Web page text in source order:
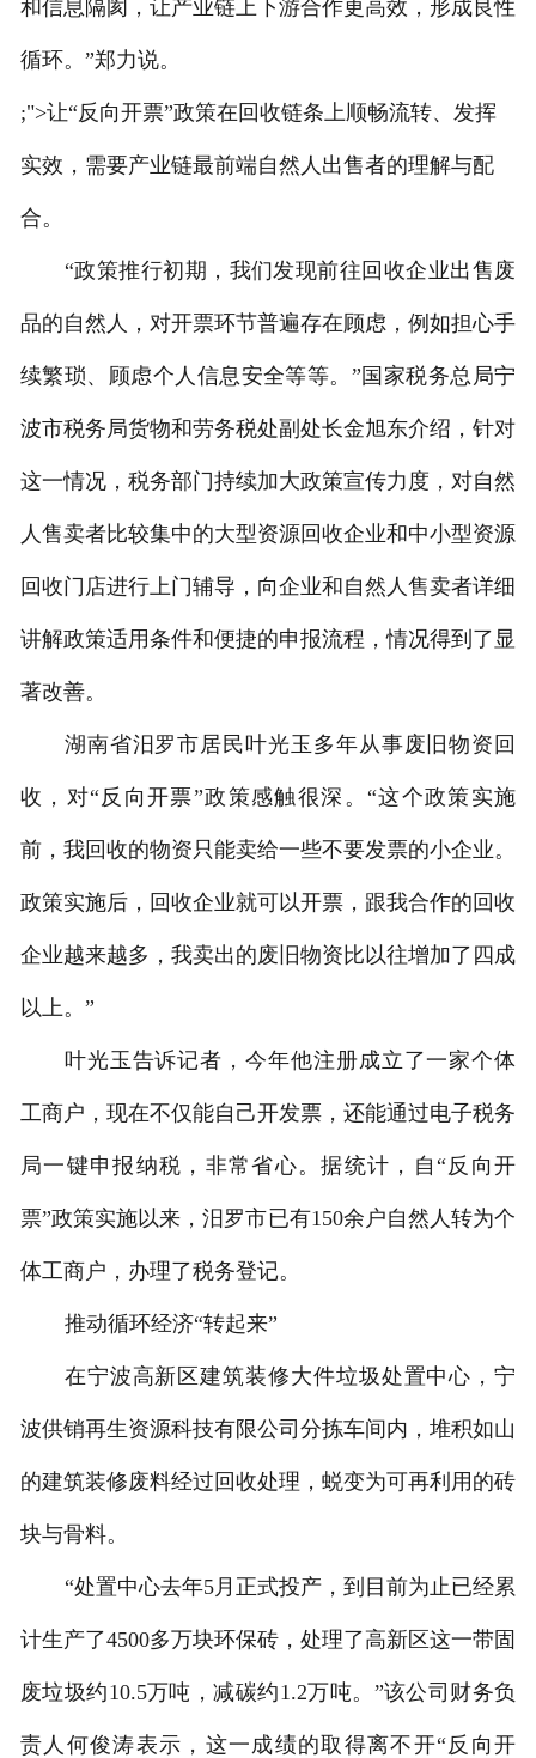
和信息隔阂，让产业链上下游合作更高效，形成良性
循环。”郑力说。
;">让“反向开票”政策在回收链条上顺畅流转、发挥
实效，需要产业链最前端自然人出售者的理解与配
合。
“政策推行初期，我们发现前往回收企业出售废
品的自然人，对开票环节普遍存在顾虑，例如担心手
续繁琐、顾虑个人信息安全等等。”国家税务总局宁
波市税务局货物和劳务税处副处长金旭东介绍，针对
这一情况，税务部门持续加大政策宣传力度，对自然
人售卖者比较集中的大型资源回收企业和中小型资源
回收门店进行上门辅导，向企业和自然人售卖者详细
讲解政策适用条件和便捷的申报流程，情况得到了显
著改善。
湖南省汨罗市居民叶光玉多年从事废旧物资回
收，对“反向开票”政策感触很深。“这个政策实施
前，我回收的物资只能卖给一些不要发票的小企业。
政策实施后，回收企业就可以开票，跟我合作的回收
企业越来越多，我卖出的废旧物资比以往增加了四成
以上。”
叶光玉告诉记者，今年他注册成立了一家个体
工商户，现在不仅能自己开发票，还能通过电子税务
局一键申报纳税，非常省心。据统计，自“反向开
票”政策实施以来，汨罗市已有150余户自然人转为个
体工商户，办理了税务登记。
推动循环经济“转起来”
在宁波高新区建筑装修大件垃圾处置中心，宁
波供销再生资源科技有限公司分拣车间内，堆积如山
的建筑装修废料经过回收处理，蜕变为可再利用的砖
块与骨料。
“处置中心去年5月正式投产，到目前为止已经累
计生产了4500多万块环保砖，处理了高新区这一带固
废垃圾约10.5万吨，减碳约1.2万吨。”该公司财务负
责人何俊涛表示，这一成绩的取得离不开“反向开